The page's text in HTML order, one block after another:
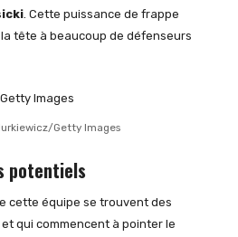
. Cette puissance de frappe
tête à beaucoup de défenseurs
Getty Images
potentiels
cette équipe se trouvent des
qui commencent à pointer le